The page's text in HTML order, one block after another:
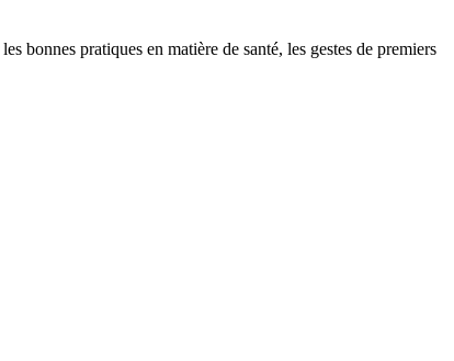
pratiques en matière de santé, les gestes de premiers